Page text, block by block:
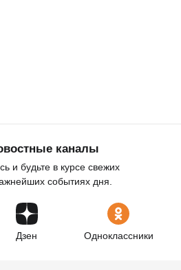
каналы
и будьте в курсе свежих
событиях дня.
Дзен Одноклассники